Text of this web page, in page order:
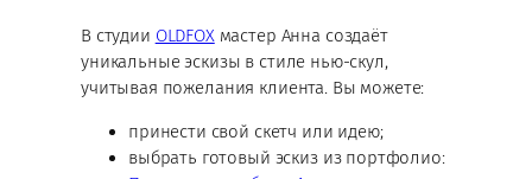
В студии OLDFOXмастер Анна создаёт
уникальные эскизы в стиле нью-скул,
учитывая пожелания клиента. Вы можете:
принести свой скетч или идею;
выбрать готовый эскиз из портфолио: